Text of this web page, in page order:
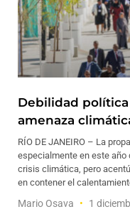
Debilidad
amenaza
RÍO DE JANEIRO – La
especialmente en este año
crisis climática, pero
en contener el
Mario Osava 1